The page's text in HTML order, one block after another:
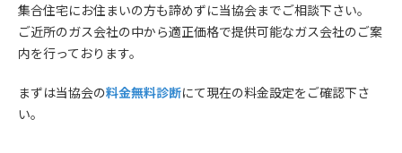
集合住宅にお住まいの方も諦めずに当協会までご相談下さい。
ご近所のガス会社の中から適正価格で提供可能なガス会社のご案
内を行っております。
まずは当協会の料金無料診断にて現在の料金設定をご確認下さ
い。